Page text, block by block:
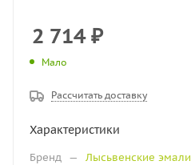
2 714₽
Мало
Рассчитать доставку
Характеристики
Бренд —
Лысьвенские эмали